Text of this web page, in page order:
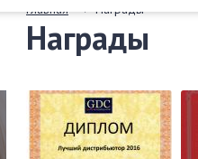
Главная Награды
Награды